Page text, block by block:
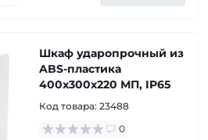
Шкаф ударопрочный из
ABS-пластика
400х300х220 МП, IP65
Код товара: 23488
0